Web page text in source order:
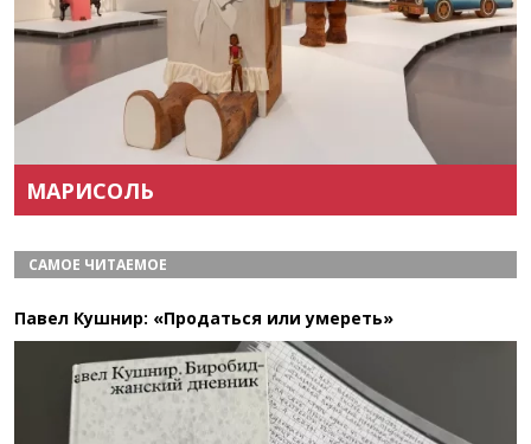
МАРИСОЛЬ
САМОЕ ЧИТАЕМОЕ
Павел Кушнир: «Продаться или умереть»